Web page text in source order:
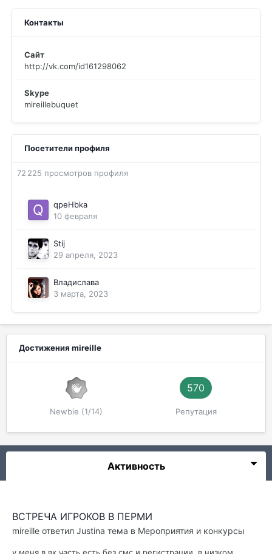
Контакты
Сайт
http://vk.com/id161298062
Skype
mireillebuquet
Посетители профиля
72 225 просмотров профиля
qpeHbka
10 февраля
Stij
29 апреля, 2023
Владислава
3 марта, 2023
Достижения mireille
Newbie (1/14)
570
Репутация
Активность
ВСТРЕЧА ИГРОКОВ В ПЕРМИ
mireille ответил Justina тема в Мероприятия и конкурсы